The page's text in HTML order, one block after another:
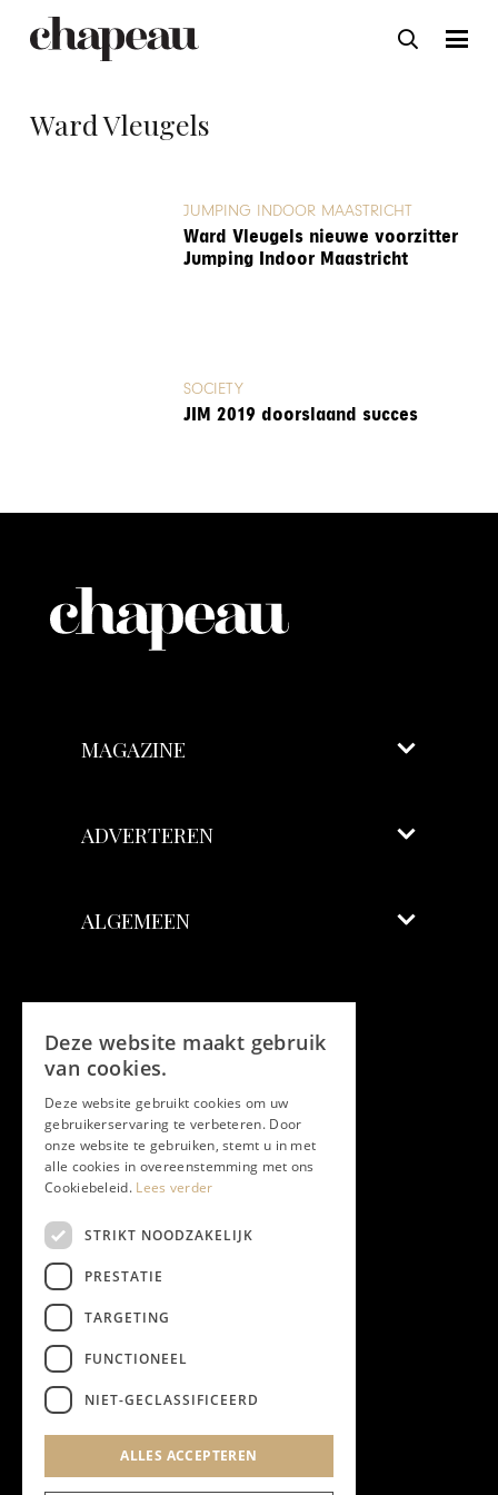
Ward Vleugels
JUMPING INDOOR MAASTRICHT
Ward Vleugels nieuwe voorzitter
Jumping Indoor Maastricht
SOCIETY
JIM 2019 doorslaand succes
MAGAZINE
ADVERTEREN
ALGEMEEN
Facebook
Twitter
Instagram
YouTube
NIEUWSBRIEF
Privacyverklaring
Deze website maakt gebruik
van cookies.
Deze website gebruikt cookies om uw
gebruikerservaring te verbeteren. Door
onze website te gebruiken, stemt u in met
alle cookies in overeenstemming met ons
Cookiebeleid. Lees verder
STRIKT NOODZAKELIJK
PRESTATIE
TARGETING
FUNCTIONEEL
NIET-GECLASSIFICEERD
ALLES ACCEPTEREN